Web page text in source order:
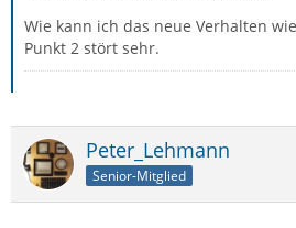
Wie kann ich das neue Verhalten
Punkt 2 stört sehr.
Peter_Lehmann
Senior-Mitglied